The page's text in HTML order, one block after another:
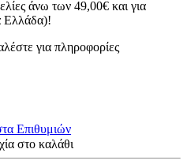
άνω των 49,00€ και για
Ελλάδα)!
για πληροφορίες
Επιθυμιών
στο καλάθι